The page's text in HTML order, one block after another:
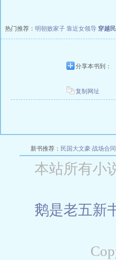
热门推荐： 明朝败家子 靠近女领导 穿越
分享本书到：
复制网址
新书推荐： 民国大文豪 战场合
本站所有小
鹅是老五新